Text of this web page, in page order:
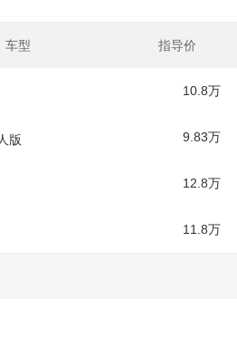
车型 指导价
10.8万
版 9.83万
12.8万
11.8万